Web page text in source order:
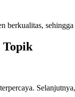
berkualitas,
Topik